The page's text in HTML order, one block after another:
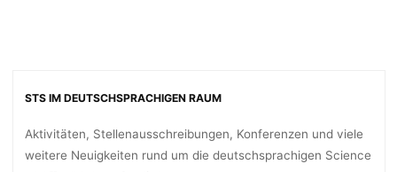
STS IM DEUTSCHSPRACHIGEN RAUM
Aktivitäten, Stellenausschreibungen, Konferenzen und viele
weitere Neuigkeiten rund um die deutschsprachigen Science